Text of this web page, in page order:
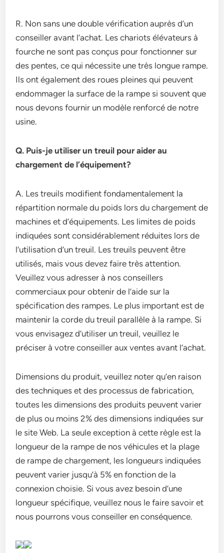
R. Non sans une double vérification auprès d’un
conseiller avant l’achat. Les chariots élévateurs à
fourche ne sont pas conçus pour fonctionner sur
des pentes, ce qui nécessite une très longue rampe.
Ils ont également des roues pleines qui peuvent
endommager la surface de la rampe si souvent que
nous devons fournir un modèle renforcé de notre
usine.
Q. Puis-je utiliser un treuil pour aider au
chargement de l’équipement?
A. Les treuils modifient fondamentalement la
répartition normale du poids lors du chargement de
machines et d’équipements. Les limites de poids
indiquées sont considérablement réduites lors de
l’utilisation d’un treuil. Les treuils peuvent être
utilisés, mais vous devez faire très attention.
Veuillez vous adresser à nos conseillers
commerciaux pour obtenir de l’aide sur la
spécification des rampes. Le plus important est de
maintenir la corde du treuil parallèle à la rampe. Si
vous envisagez d’utiliser un treuil, veuillez le
préciser à votre conseiller aux ventes avant l’achat.
Dimensions du produit, veuillez noter qu’en raison
des techniques et des processus de fabrication,
toutes les dimensions des produits peuvent varier
de plus ou moins 2% des dimensions indiquées sur
le site Web. La seule exception à cette règle est la
longueur de la rampe de nos véhicules et la plage
de rampe de chargement, les longueurs indiquées
peuvent varier jusqu’à 5% en fonction de la
connexion choisie. Si vous avez besoin d’une
longueur spécifique, veuillez nous le faire savoir et
nous pourrons vous conseiller en conséquence.